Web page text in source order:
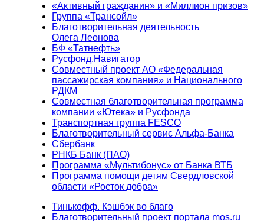
«Активный гражданин» и «Миллион призов»
Группа «Трансойл»
Благотворительная деятельность
Олега Леонова
БФ «Татнефть»
Русфонд.Навигатор
Совместный проект АО «Федеральная
пассажирская компания» и Национального
РДКМ
Совместная благотворительная программа
компании «Ютека» и Русфонда
Транспортная группа FESCO
Благотворительный сервис Альфа-Банка
Сбербанк
РНКБ Банк (ПАО)
Программа «Мультибонус» от Банка ВТБ
Программа помощи детям Свердловской
области «Росток добра»
Тинькофф. Кэшбэк во благо
Благотворительный проект портала mos.ru